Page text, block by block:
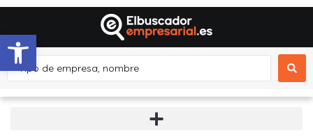
Abrir barra de herramientas